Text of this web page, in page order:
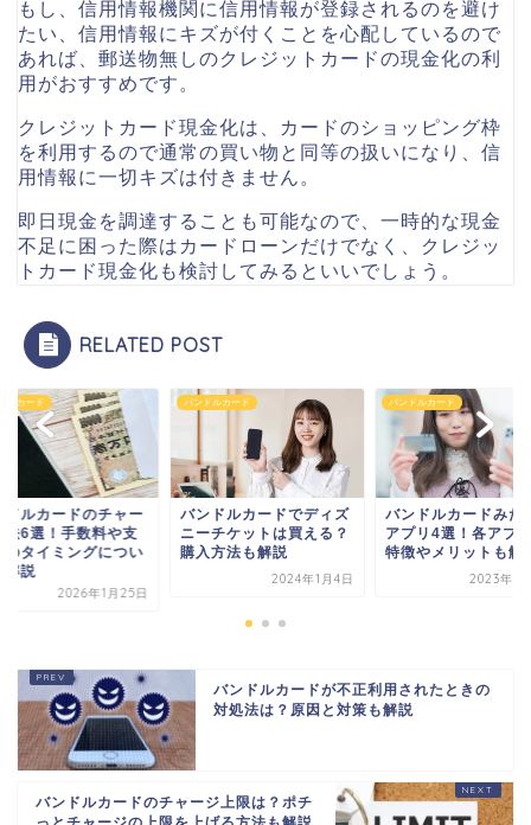
もし、信用情報機関に信用情報が登録されるのを避け
たい、信用情報にキズが付くことを心配しているので
あれば、 郵送物無しのクレジットカードの現金化の利
用がおすすめです。
クレジットカード現金化は、カードのショッピング枠
を利用するので通常の買い物と同等の扱いになり、信
用情報に一切キズは付きません。
即日現金を調達することも可能なので、一時的な現金
不足に困った際はカードローンだけでなく、クレジッ
トカード現金化も検討してみるといいでしょう。
RELATED POST
ルカード
ドルカードのチャー
法6選！手数料や支
のタイミングについ
解説
2026年1月25日
バンドルカード
バンドルカードでディズ
ニーチケットは買える？
購入方法も解説
2024年1月4日
バンドルカード
バンドルカードみた
アプリ4選！各アプ
特徴やメリットも解
2023年6
バンドルカードが不正利用されたときの
対処法は？原因と対策も解説
バンドルカードのチャージ上限は？ポチ